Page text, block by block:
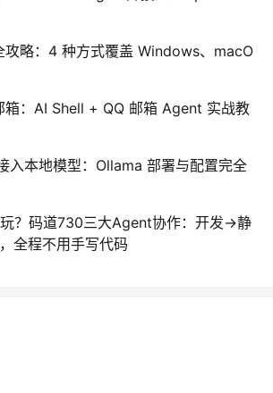
攻略：4 种方式覆盖 Windows、macO
：AI Shell + QQ 邮箱 Agent 实战教
入本地模型：Ollama 部署与配置完全
？码道730三大Agent协作：开发→静
全程不用手写代码